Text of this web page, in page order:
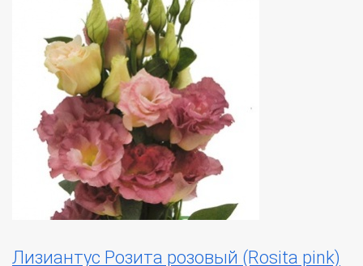
Лизиантус Розита розовый (Rosita pink)